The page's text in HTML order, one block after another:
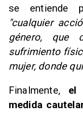
se entiende
"cualquier
género, que
sufrimiento
mujer, donde
Finalmente, el
medida